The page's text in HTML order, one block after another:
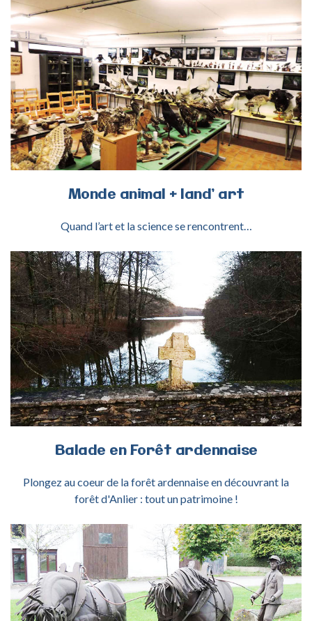
ACTIVITÉ MONDE ANIMAL + LAND’ ART
Monde animal + land’ art
Quand l’art et la science se rencontrent…
ACTIVITÉ BALADE ARDENNAISE
Balade en Forêt ardennaise
Plongez au coeur de la forêt ardennaise en découvrant la
forêt d'Anlier : tout un patrimoine !
ACTIVITÉ TOUR GAUME